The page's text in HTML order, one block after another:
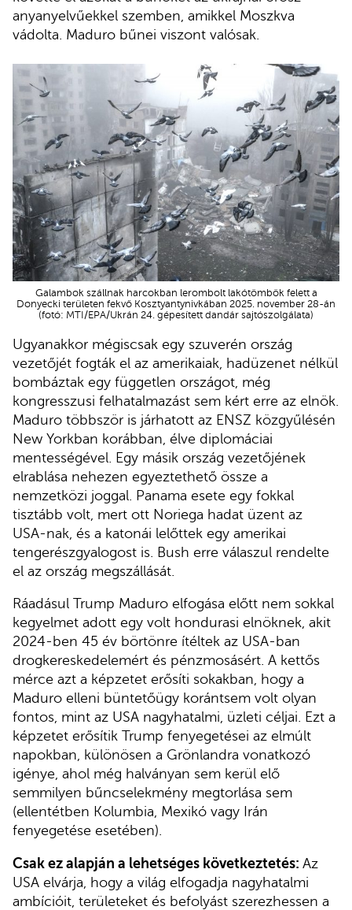
anyanyelvűekkel szemben, amikkel Moszkva
vádolta. Maduro bűnei viszont valósak.
Galambok szállnak harcokban lerombolt lakótömbök felett a
Donyecki területen fekvő Kosztyantynivkában 2025. november 28-án
(fotó: MTI/EPA/Ukrán 24. gépesített dandár sajtószolgálata)
Ugyanakkor mégiscsak egy szuverén ország
vezetőjét fogták el az amerikaiak, hadüzenet nélkül
bombáztak egy független országot, még
kongresszusi felhatalmazást sem kért erre az elnök.
Maduro többször is járhatott az ENSZ közgyűlésén
New Yorkban korábban, élve diplomáciai
mentességével. Egy másik ország vezetőjének
elrablása nehezen egyeztethető össze a
nemzetközi joggal. Panama esete egy fokkal
tisztább volt, mert ott Noriega hadat üzent az
USA-nak, és a katonái lelőttek egy amerikai
tengerészgyalogost is. Bush erre válaszul rendelte
el az ország megszállását.
Ráadásul Trump Maduro elfogása előtt nem sokkal
kegyelmet adott egy volt hondurasi elnöknek, akit
2024-ben 45 év börtönre ítéltek az USA-ban
drogkereskedelemért és pénzmosásért. A kettős
mérce azt a képzetet erősíti sokakban, hogy a
Maduro elleni büntetőügy korántsem volt olyan
fontos, mint az USA nagyhatalmi, üzleti céljai. Ezt a
képzetet erősítik Trump fenyegetései az elmúlt
napokban, különösen a Grönlandra vonatkozó
igénye, ahol még halványan sem kerül elő
semmilyen bűncselekmény megtorlása sem
(ellentétben Kolumbia, Mexikó vagy Irán
fenyegetése esetében).
Csak ez alapján a lehetséges következtetés: Az
USA elvárja, hogy a világ elfogadja nagyhatalmi
ambícióit, területeket és befolyást szerezhessen a